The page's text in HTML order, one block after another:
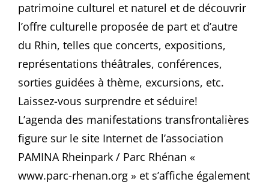
patrimoine culturel et naturel et de découvrir
l’offre culturelle proposée de part et d’autre
du Rhin, telles que concerts, expositions,
représentations théâtrales, conférences,
sorties guidées à thème, excursions, etc.
Laissez-vous surprendre et séduire!
L’agenda des manifestations transfrontalières
figure sur le site Internet de l’association
PAMINA Rheinpark / Parc Rhénan «
www.parc-rhenan.org » et s’affiche également